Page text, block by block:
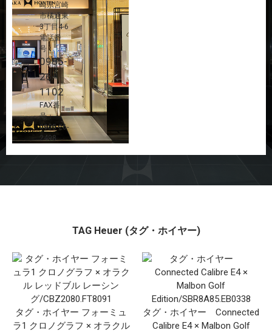
崎県宮崎
市橘通東
3丁目4-6
電話番
号：
0985-
26-
1102
FAX番
号：
0985-26-
2498
TAG Heuer (タグ・ホイヤー)
タグ・ホイヤー フォーミュ
ラ1 クロノグラフ × オラクル
タグ・ホイヤー Connected
Calibre E4 × Malbon Golf